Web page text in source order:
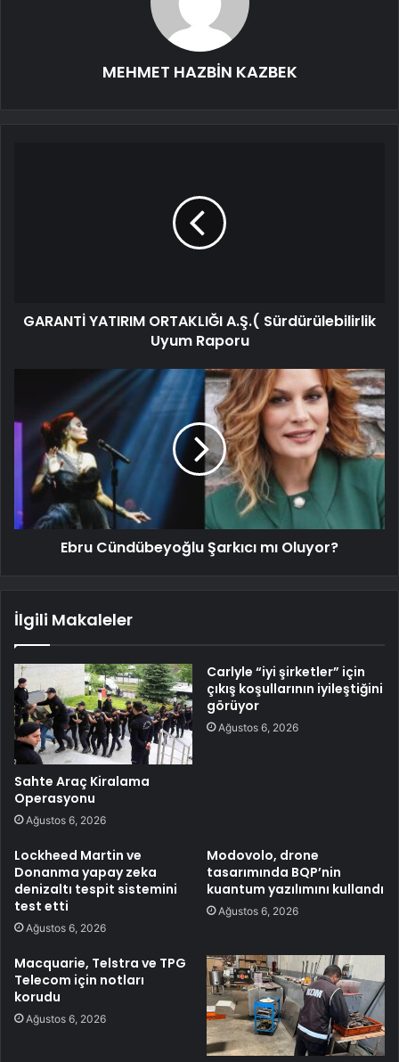
MEHMET HAZBİN KAZBEK
GARANTİ YATIRIM ORTAKLIĞI A.Ş.( Sürdürülebilirlik
Uyum Raporu
Ebru Cündübeyoğlu Şarkıcı mı Oluyor?
İlgili Makaleler
Sahte Araç Kiralama
Operasyonu
Ağustos 6, 2026
Carlyle “iyi şirketler” için
çıkış koşullarının iyileştiğini
görüyor
Ağustos 6, 2026
Lockheed Martin ve
Donanma yapay zeka
denizaltı tespit sistemini
test etti
Ağustos 6, 2026
Modovolo, drone
tasarımında BQP’nin
kuantum yazılımını kullandı
Ağustos 6, 2026
Macquarie, Telstra ve TPG
Telecom için notları
korudu
Ağustos 6, 2026